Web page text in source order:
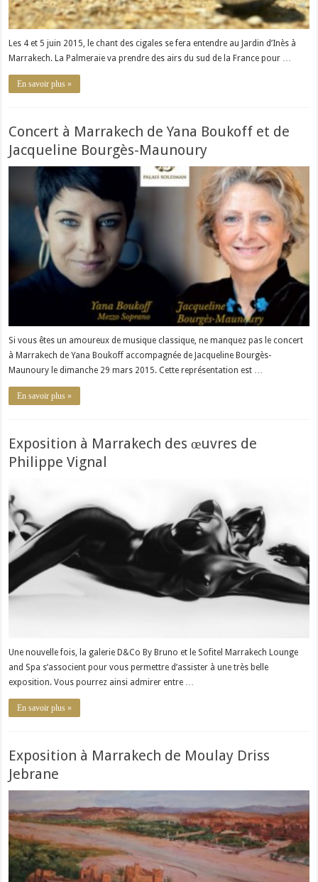
Les 4 et 5 juin 2015, le chant des cigales se fera entendre au Jardin d’Inès à
Marrakech. La Palmeraie va prendre des airs du sud de la France pour …
En savoir plus »
Concert à Marrakech de Yana Boukoff et de
Jacqueline Bourgès-Maunoury
Si vous êtes un amoureux de musique classique, ne manquez pas le concert
à Marrakech de Yana Boukoff accompagnée de Jacqueline Bourgès-
Maunoury le dimanche 29 mars 2015. Cette représentation est …
En savoir plus »
Exposition à Marrakech des œuvres de
Philippe Vignal
Une nouvelle fois, la galerie D&Co By Bruno et le Sofitel Marrakech Lounge
and Spa s’associent pour vous permettre d’assister à une très belle
exposition. Vous pourrez ainsi admirer entre …
En savoir plus »
Exposition à Marrakech de Moulay Driss
Jebrane